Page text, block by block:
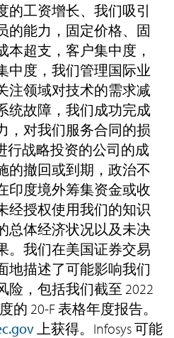
的工资增长、我们吸引
的能力，固定价格、固
本超支，客户集中度，
中度，我们管理国际业
注领域对技术的需求减
统故障，我们成功完成
，对我们服务合同的损
行战略投资的公司的成
的撤回或到期，政治不
印度境外筹集资金或收
经授权使用我们的知识
总体经济状况以及未决
。我们在美国证券交易
地描述了可能影响我们
险，包括我们截至 2022
的 20-F 表格年度报告。
上获得。Infosys 可能